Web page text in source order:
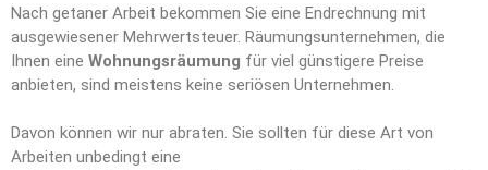
Nach getaner Arbeit bekommen Sie eine Endrechnung mit
ausgewiesener Mehrwertsteuer. Räumungsunternehmen, die
Ihnen eine Wohnungsräumung für viel günstigere Preise
anbieten, sind meistens keine seriösen Unternehmen.
Davon können wir nur abraten. Sie sollten für diese Art von
Arbeiten unbedingt eine